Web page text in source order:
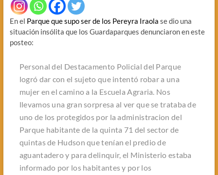
En el Parque que supo ser de los Pereyra Iraola se dio una
situación insólita que los Guardaparques denunciaron en este
posteo:
Personal del Destacamento Policial del Parque
logró dar con el sujeto que intentó robar a una
mujer en el camino a la Escuela Agraria. Nos
llevamos una gran sorpresa al ver que se trataba de
uno de los protegidos por la administracion del
Parque habitante de la quinta 71 del sector de
quintas de Hudson que tenían el predio de
aguantadero y para delinquir, el Ministerio estaba
informado por los habitantes y por los